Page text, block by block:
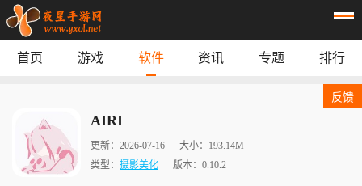
首页 游戏 软件 资讯 专题 排行
AIRI
更新： 2026-07-16 大小： 193.14M
类型： 摄影美化 版本： 0.10.2
反馈